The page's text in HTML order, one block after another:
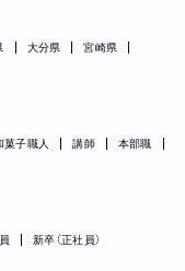
大分県
宮崎県
菓子職人 講師
本部職
新卒（正社員）